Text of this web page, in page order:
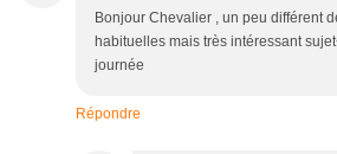
Bonjour Chevalier , un peu différent
habituelles mais très intéressant
journée
Répondre